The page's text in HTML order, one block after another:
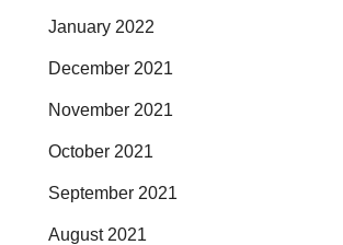
January 2022
December 2021
November 2021
October 2021
September 2021
August 2021